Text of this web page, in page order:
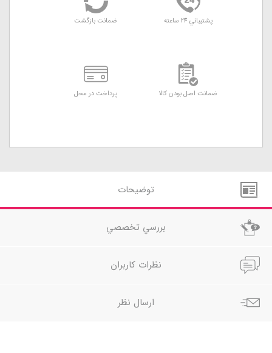
پشتيباني 24 ساعته ضمانت بازگشت
ضمانت اصل بودن کالا پرداخت در محل
توضيحات
بررسي تخصصي
نظرات کاربران
ارسال نظر